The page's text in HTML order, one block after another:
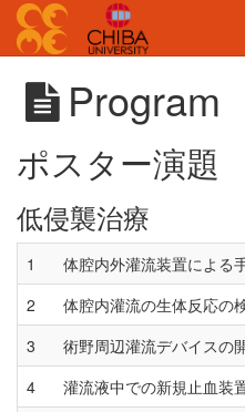
Program
ポスター演
低侵襲治療
1
体腔内外灌流装置による
2
体腔内灌流の生体反応の
3
術野周辺灌流デバイスの
4
灌流液中での新規止血装